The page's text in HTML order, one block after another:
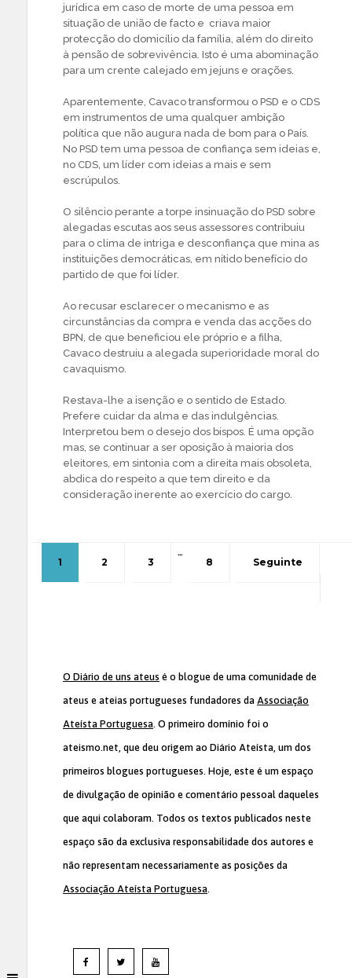
jurídica em caso de morte de uma pessoa em
situação de união de facto e criava maior
protecção do domicílio da família, além do direito
à pensão de sobrevivência. Isto é uma abominação
para um crente calejado em jejuns e orações.
Aparentemente, Cavaco transformou o PSD e o CDS
em instrumentos de uma qualquer ambição
política que não augura nada de bom para o País.
No PSD tem uma pessoa de confiança sem ideias e,
no CDS, um líder com ideias a mais e sem
escrúpulos.
O silêncio perante a torpe insinuação do PSD sobre
alegadas escutas aos seus assessores contribuiu
para o clima de intriga e desconfiança que mina as
instituições democráticas, em nítido benefício do
partido de que foi líder.
Ao recusar esclarecer o mecanismo e as
circunstâncias da compra e venda das acções do
BPN, de que beneficiou ele próprio e a filha,
Cavaco destruiu a alegada superioridade moral do
cavaquismo.
Restava-lhe a isenção e o sentido de Estado.
Prefere cuidar da alma e das indulgências.
Interpretou bem o desejo dos bispos. É uma opção
mas, se continuar a ser oposição à maioria dos
eleitores, em sintonia com a direita mais obsoleta,
abdica do respeito a que tem direito e da
consideração inerente ao exercício do cargo.
1 2 3
…
8 Seguinte
O Diário de uns ateus é o blogue de uma comunidade de
ateus e ateias portugueses fundadores da Associação
Ateísta Portuguesa. O primeiro domínio foi o
ateismo.net, que deu origem ao Diário Ateísta, um dos
primeiros blogues portugueses. Hoje, este é um espaço
de divulgação de opinião e comentário pessoal daqueles
que aqui colaboram. Todos os textos publicados neste
espaço são da exclusiva responsabilidade dos autores e
não representam necessariamente as posições da
Associação Ateísta Portuguesa.